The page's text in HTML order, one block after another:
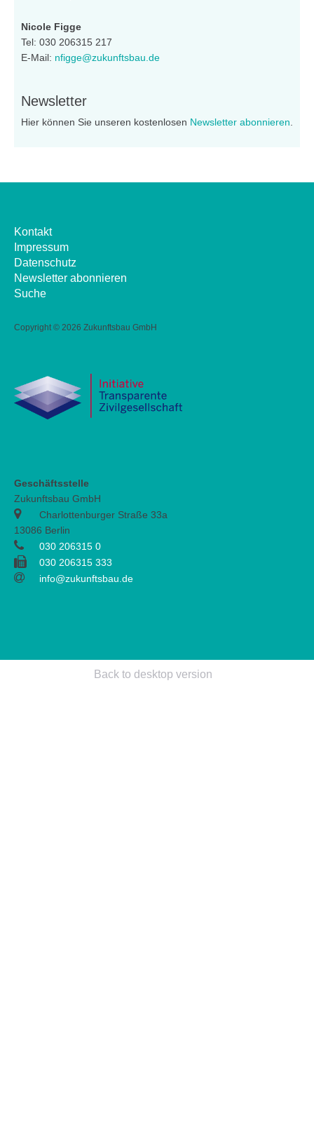
Nicole Figge
Tel: 030 206315 217
E-Mail: nfigge@zukunftsbau.de
Newsletter
Hier können Sie unseren kostenlosen Newsletter abonnieren
Kontakt
Impressum
Datenschutz
Newsletter abonnieren
Suche
Copyright © 2026 Zukunftsbau GmbH
Geschäftsstelle
Zukunftsbau GmbH
Charlottenburger Straße 33a
13086 Berlin
030 206315 0
030 206315 333
info@zukunftsbau.de
Back to desktop version